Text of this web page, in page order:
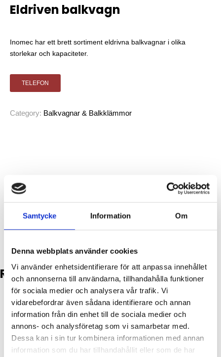
Samtycke Information Om
Denna webbplats använder cookies
Vi använder enhetsidentifierare för att anpassa innehållet
och annonserna till användarna, tillhandahålla funktioner
för sociala medier och analysera vår trafik. Vi
vidarebefordrar även sådana identifierare och annan
information från din enhet till de sociala medier och
annons- och analysföretag som vi samarbetar med.
Dessa kan i sin tur kombinera informationen med annan
information som du har tillhandahållit eller som de har
Eldriven balkvagn
Inomec har ett brett sortiment eldrivna balkvagnar i olika
storlekar och kapaciteter.
TELEFON
Category: Balkvagnar & Balkklämmor
Teknisk info
Film
Relaterade produkter